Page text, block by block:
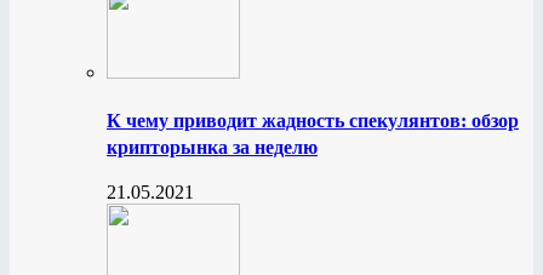
К чему приводит жадность спекулянтов: обзор
крипторынка за неделю
21.05.2021